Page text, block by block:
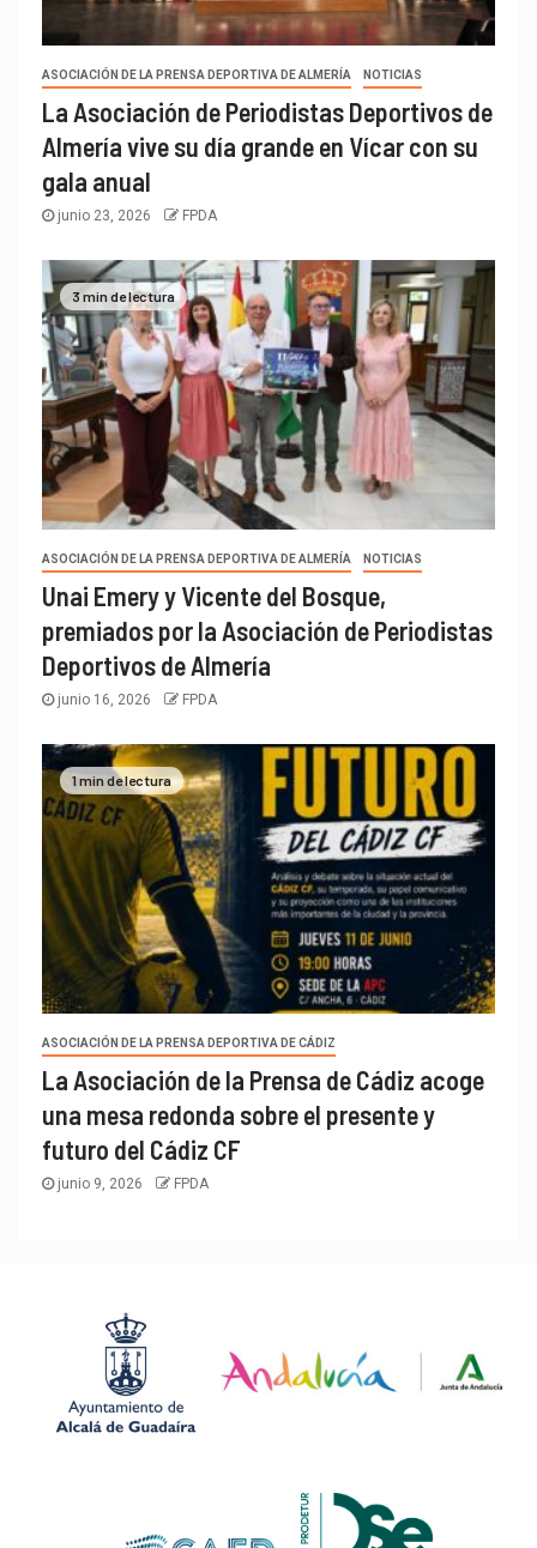
ASOCIACIÓN DE LA PRENSA DEPORTIVA DE ALMERÍA NOTICIAS
La Asociación de Periodistas Deportivos de
Almería vive su día grande en Vícar con su
gala anual
junio 23, 2026 FPDA
3 min de lectura
ASOCIACIÓN DE LA PRENSA DEPORTIVA DE ALMERÍA NOTICIAS
Unai Emery y Vicente del Bosque,
premiados por la Asociación de Periodistas
Deportivos de Almería
junio 16, 2026 FPDA
1 min de lectura
ASOCIACIÓN DE LA PRENSA DEPORTIVA DE CÁDIZ
La Asociación de la Prensa de Cádiz acoge
una mesa redonda sobre el presente y
futuro del Cádiz CF
junio 9, 2026 FPDA